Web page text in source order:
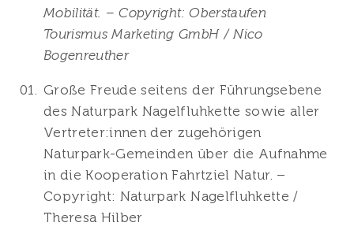
Mobilität. – Copyright: Oberstaufen
Tourismus Marketing GmbH / Nico
Bogenreuther
Große Freude seitens der Führungsebene
des Naturpark Nagelfluhkette sowie aller
Vertreter:innen der zugehörigen
Naturpark-Gemeinden über die Aufnahme
in die Kooperation Fahrtziel Natur. –
Copyright: Naturpark Nagelfluhkette /
Theresa Hilber